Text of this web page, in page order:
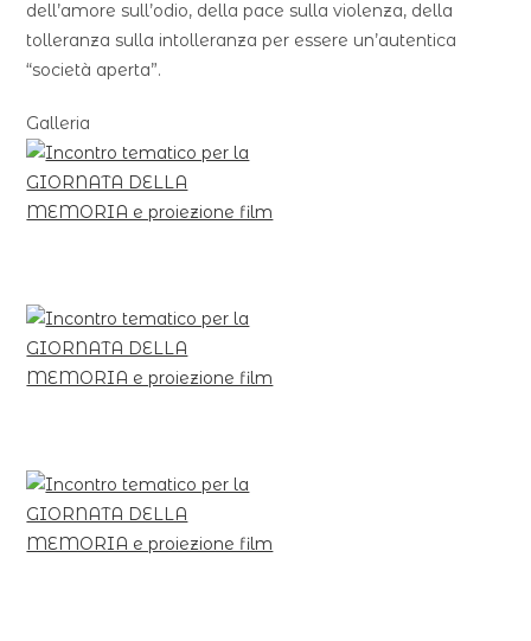
dell’amore sull’odio, della pace sulla violenza, della
tolleranza sulla intolleranza per essere un’autentica
“società aperta”.
Galleria